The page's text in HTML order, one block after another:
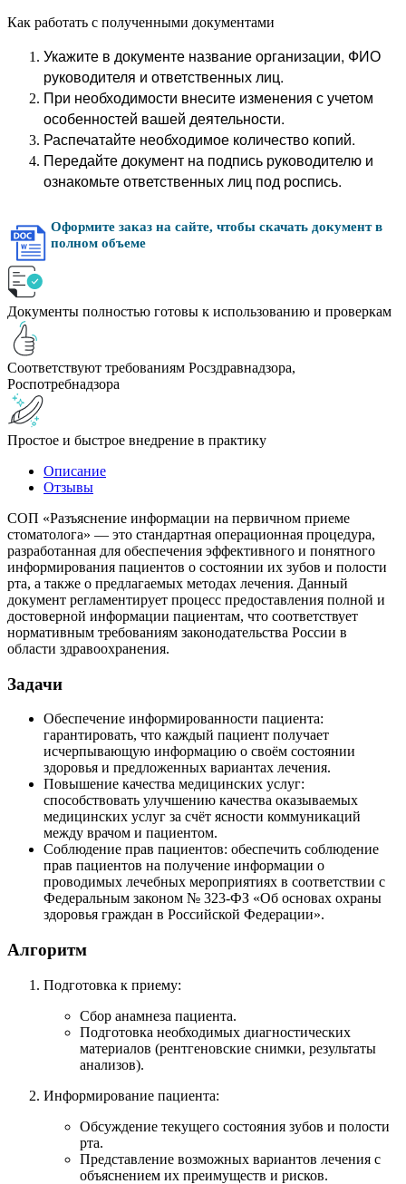
Как работать с полученными документами
Укажите в документе название организации, ФИО
руководителя и ответственных лиц.
При необходимости внесите изменения с учетом
особенностей вашей деятельности.
Распечатайте необходимое количество копий.
Передайте документ на подпись руководителю и
ознакомьте ответственных лиц под роспись.
Оформите заказ на сайте, чтобы скачать документ в
полном объеме
Документы полностью готовы к использованию и проверкам
Соответствуют требованиям Росздравнадзора,
Роспотребнадзора
Простое и быстрое внедрение в практику
Описание
Отзывы
СОП «Разъяснение информации на первичном приеме
стоматолога» — это стандартная операционная процедура,
разработанная для обеспечения эффективного и понятного
информирования пациентов о состоянии их зубов и полости
рта, а также о предлагаемых методах лечения. Данный
документ регламентирует процесс предоставления полной и
достоверной информации пациентам, что соответствует
нормативным требованиям законодательства России в
области здравоохранения.
Задачи
Обеспечение информированности пациента:
гарантировать, что каждый пациент получает
исчерпывающую информацию о своём состоянии
здоровья и предложенных вариантах лечения.
Повышение качества медицинских услуг:
способствовать улучшению качества оказываемых
медицинских услуг за счёт ясности коммуникаций
между врачом и пациентом.
Соблюдение прав пациентов: обеспечить соблюдение
прав пациентов на получение информации о
проводимых лечебных мероприятиях в соответствии с
Федеральным законом № 323-ФЗ «Об основах охраны
здоровья граждан в Российской Федерации».
Алгоритм
Подготовка к приему:
Сбор анамнеза пациента.
Подготовка необходимых диагностических
материалов (рентгеновские снимки, результаты
анализов).
Информирование пациента:
Обсуждение текущего состояния зубов и полости
рта.
Представление возможных вариантов лечения с
объяснением их преимуществ и рисков.